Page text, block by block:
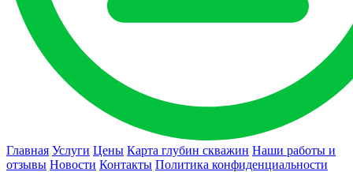
Главная Услуги Цены Карта глубин скважин Наши работы и
отзывы Новости Контакты Политика конфиденциальности